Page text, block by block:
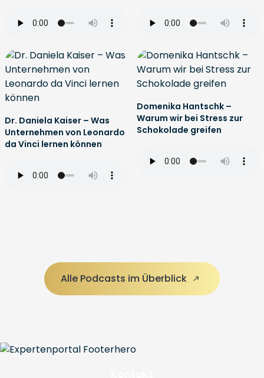
Dr. Daniela Kaiser – Was
Unternehmen von Leonardo
da Vinci lernen können
Domenika Hantschk –
Warum wir bei Stress zur
Schokolade greifen
Alle Podcasts im Überblick